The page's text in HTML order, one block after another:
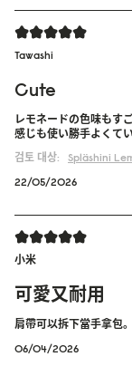
Tawashi
Cute
レモネードの色味もす
感じも使い勝手よくてい
검토 대상:
Spläshini
22/05/2026
小米
可愛又耐用
肩帶可以拆下當手拿包
06/04/2026